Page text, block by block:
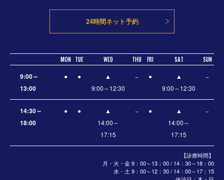
24時間ネット予約
MON TUE WED THU FRI SAT SUN
【診療時間】
月・火・金 9：00～13：00 / 14：30～18：00
水・土 9：00～12：30 / 14：00～17：15
9:00～
13:00
● ●
▲
9:00～12:30
− ●
▲
9:00～12:30
−
14:30～
18:00
● ●
▲
14:00～
17:15
− ●
▲
14:00～
17:15
−